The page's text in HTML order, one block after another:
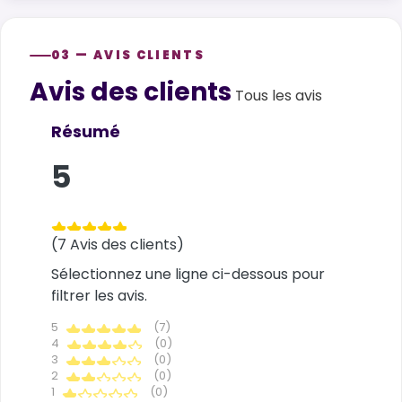
03 — AVIS CLIENTS
Customer reviews
Avis des clients Tous les avis
Résumé
5
(7 Avis des clients)
Sélectionnez une ligne ci-dessous pour
filtrer les avis.
5
(7)
4
(0)
3
(0)
2
(0)
1
(0)